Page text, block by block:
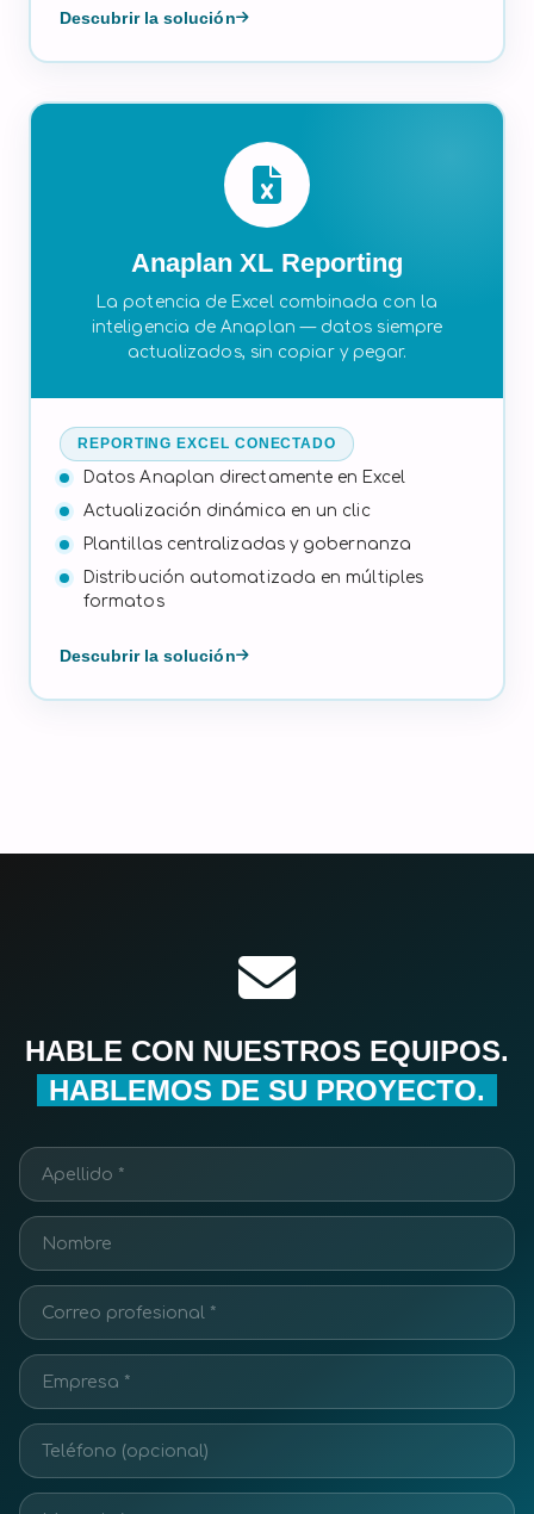
Descubrir la solución
Anaplan XL Reporting
La potencia de Excel combinada con la
inteligencia de Anaplan — datos siempre
actualizados, sin copiar y pegar.
REPORTING EXCEL CONECTADO
Datos Anaplan directamente en Excel
Actualización dinámica en un clic
Plantillas centralizadas y gobernanza
Distribución automatizada en múltiples
formatos
Descubrir la solución
HABLE CON NUESTROS EQUIPOS.
HABLEMOS DE SU PROYECTO.